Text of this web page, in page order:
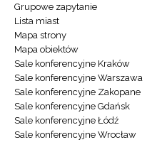
Grupowe zapytanie
Lista miast
Mapa strony
Mapa obiektów
Sale konferencyjne Kraków
Sale konferencyjne Warszawa
Sale konferencyjne Zakopane
Sale konferencyjne Gdańsk
Sale konferencyjne Łódź
Sale konferencyjne Wrocław